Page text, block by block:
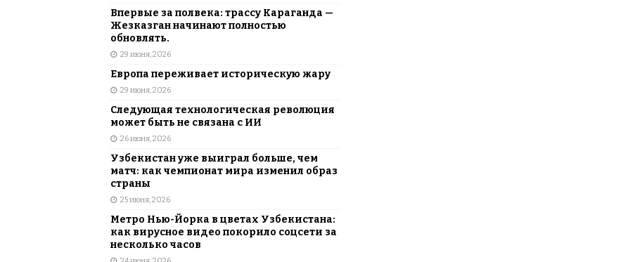
Впервые за полвека: трассу Караганда —
Жезказган начинают полностью
обновлять.
29 июня, 2026
Европа переживает историческую жару
29 июня, 2026
Следующая технологическая революция
может быть не связана с ИИ
26 июня, 2026
Узбекистан уже выиграл больше, чем
матч: как чемпионат мира изменил образ
страны
25 июня, 2026
Метро Нью-Йорка в цветах Узбекистана:
как вирусное видео покорило соцсети за
несколько часов